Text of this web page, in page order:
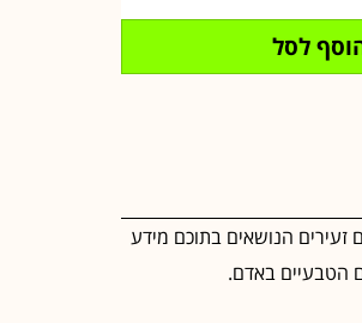
לסל
זעירים הנושאים בתוכם מידע
הטבעיים באדם.